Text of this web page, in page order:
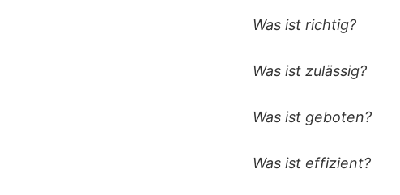
Was ist richtig?
Was ist zulässig?
Was ist geboten?
Was ist effizient?